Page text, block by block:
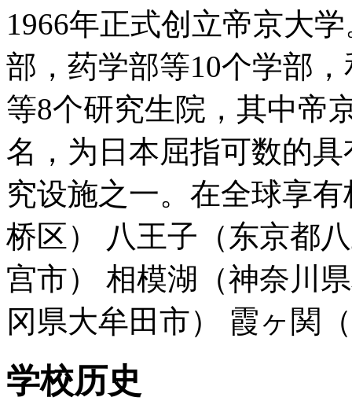
1966年正式创立帝京大
部，药学部等10个学部
等8个研究生院，其中帝
名，为日本屈指可数的
究设施之一。在全球享
桥区） 八王子（东京都
宫市） 相模湖（神奈川
冈県大牟田市） 霞ヶ関
学校历史